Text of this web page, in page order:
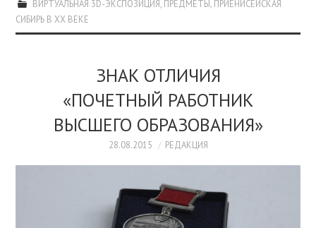
ВИРТУАЛЬНАЯ 3D-ЭКСПОЗИЦИЯ, ПРЕДМЕТЫ, ПРИЕНИСЕЙСКАЯ
СИБИРЬ В XX ВЕКЕ
ЗНАК ОТЛИЧИЯ
«ПОЧЕТНЫЙ РАБОТНИК
ВЫСШЕГО ОБРАЗОВАНИЯ»
28.08.2015 РЕДАКЦИЯ